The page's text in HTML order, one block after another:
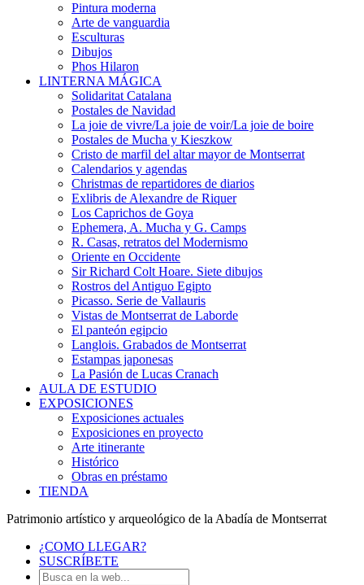
Pintura moderna
Arte de vanguardia
Esculturas
Dibujos
Phos Hilaron
LINTERNA MÁGICA
Solidaritat Catalana
Postales de Navidad
La joie de vivre/La joie de voir/La joie de boire
Postales de Mucha y Kieszkow
Cristo de marfil del altar mayor de Montserrat
Calendarios y agendas
Christmas de repartidores de diarios
Exlibris de Alexandre de Riquer
Los Caprichos de Goya
Ephemera, A. Mucha y G. Camps
R. Casas, retratos del Modernismo
Oriente en Occidente
Sir Richard Colt Hoare. Siete dibujos
Rostros del Antiguo Egipto
Picasso. Serie de Vallauris
Vistas de Montserrat de Laborde
El panteón egipcio
Langlois. Grabados de Montserrat
Estampas japonesas
La Pasión de Lucas Cranach
AULA DE ESTUDIO
EXPOSICIONES
Exposiciones actuales
Exposiciones en proyecto
Arte itinerante
Histórico
Obras en préstamo
TIENDA
Patrimonio artístico y arqueológico de la Abadía de Montserrat
¿COMO LLEGAR?
SUSCRÍBETE